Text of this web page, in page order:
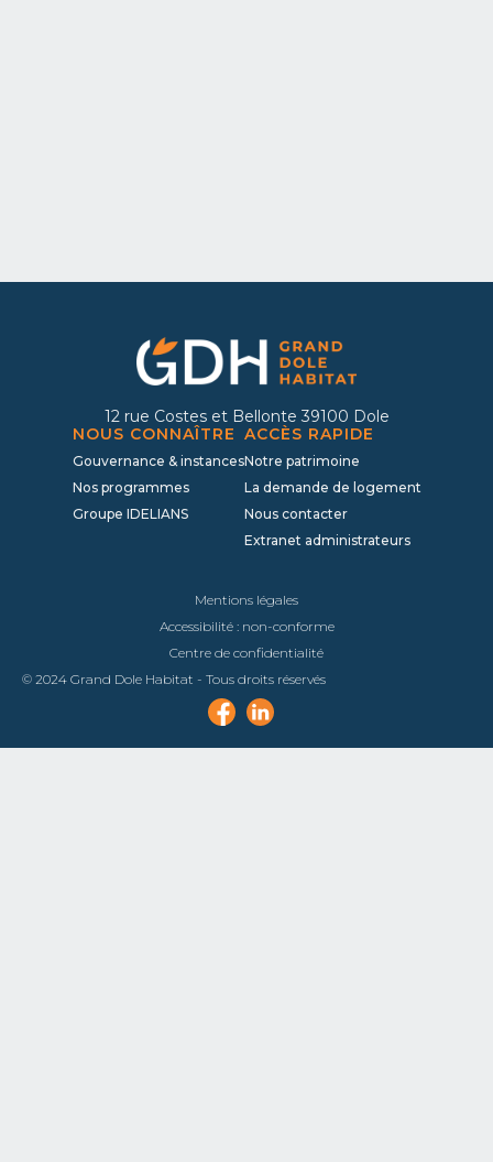
12 rue Costes et Bellonte 39100 Dole
NOUS CONNAÎTRE
Gouvernance & instances
Nos programmes
Groupe IDELIANS
ACCÈS RAPIDE
Notre patrimoine
La demande de logement
Nous contacter
Extranet administrateurs
Mentions légales
Accessibilité : non-conforme
Centre de confidentialité
© 2024 Grand Dole Habitat - Tous droits réservés